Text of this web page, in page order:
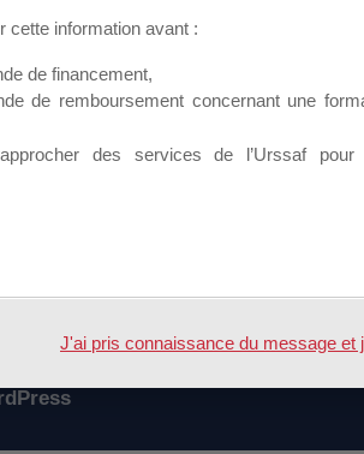
ce groupe
cette information avant :
de financement,
de remboursement concernant une
des services de l’Urssaf pour
J'ai pris connaissance du message et